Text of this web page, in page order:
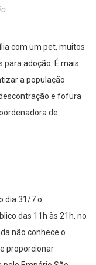
com um pet, muitos
para adoção. É mais
a população
e fofura
de
dia 31/7 o
das 11h às 21h, no
não conhece o
proporcionar